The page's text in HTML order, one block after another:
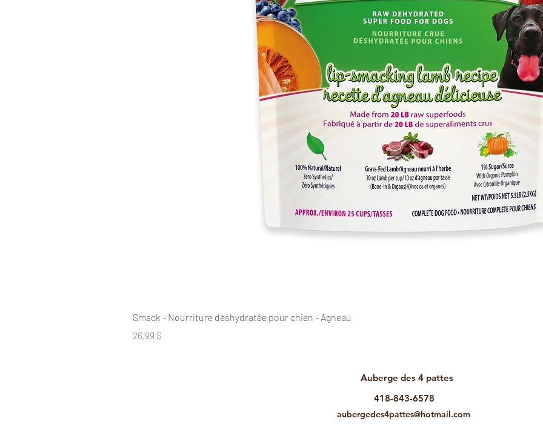
Smack - Nourriture déshydratée pour chien - Agneau
Prix
26,99 $
Auberge des 4 pattes
418-843-6578
aubergedes4pattes@hotmail.com